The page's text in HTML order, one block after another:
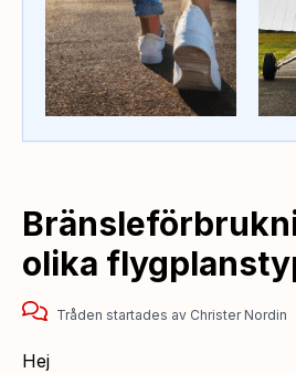
olika
Tråden startades av Christer Nordin
Hej